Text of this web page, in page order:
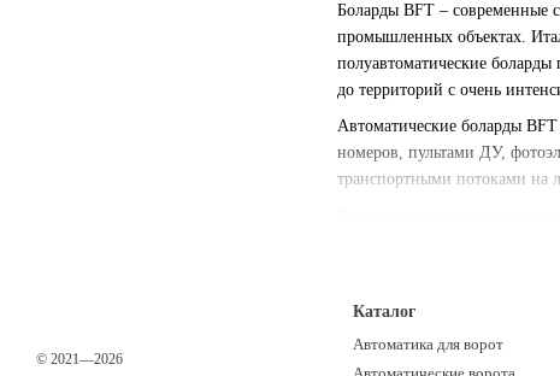
Боларды BFT – современные
промышленных объектах.
полуавтоматические
до территорий с очень
Автоматические боларды
номеров, пультами ДУ,
транспортными потоками на
© 2021—2026
Каталог
Автоматика для ворот